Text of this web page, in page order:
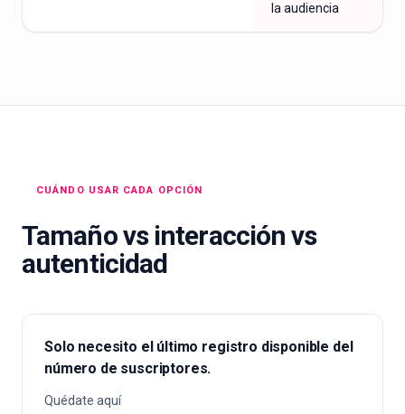
la audiencia
CUÁNDO USAR CADA OPCIÓN
Tamaño vs interacción vs
autenticidad
Solo necesito el último registro disponible del
número de suscriptores.
Quédate aquí